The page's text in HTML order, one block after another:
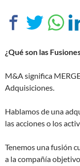
¿Qué son las
M&A significa
Adquisiciones.
Hablamos de una
las acciones o los
Tenemos una fusión
a la compañía